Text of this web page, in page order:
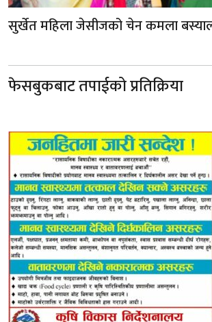
सुर्खेत महिला जेसीजको चेन कमला
फेसबुकबाट तपाईको प्रतिक्रिया